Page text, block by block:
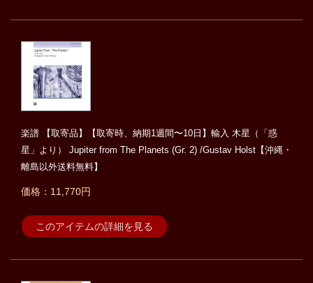
楽譜 【取寄品】【取寄時、納期1週間〜10日】輸入 木星（「惑
星」より） Jupiter from The Planets (Gr. 2) /Gustav Holst【沖縄・
離島以外送料無料】
価格：11,770円
このアイテムの詳細を見る